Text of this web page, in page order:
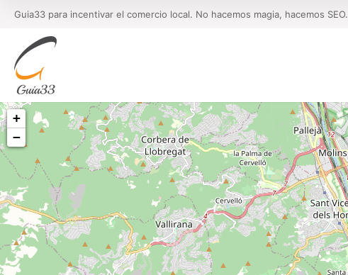
Guia33 para incentivar el comercio local. No hacemos magia, hacemos SEO.
+
−